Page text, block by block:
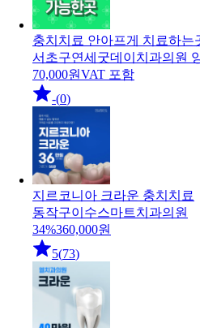
충치치료 안아프게 치료하는
서초구연세굿데이치과의원
70,000원VAT 포함
-(0)
지르코니아 크라운 충치치료
동작구이수스마트치과의원
34%360,000원
5(73)